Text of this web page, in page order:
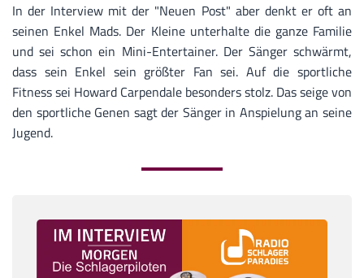
In der Interview mit der "Neuen Post" aber denkt er oft an
seinen Enkel Mads. Der Kleine unterhalte die ganze Familie
und sei schon ein Mini-Entertainer. Der Sänger schwärmt,
dass sein Enkel sein größter Fan sei. Auf die sportliche
Fitness sei Howard Carpendale besonders stolz. Das seige von
den sportliche Genen sagt der Sänger in Anspielung an seine
Jugend.